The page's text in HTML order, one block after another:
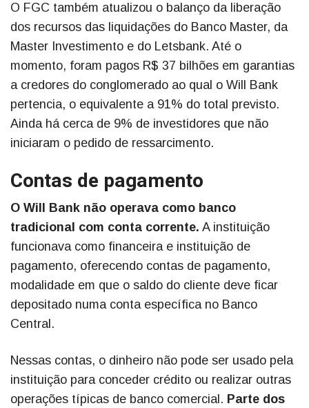
O FGC também atualizou o balanço da liberação
dos recursos das liquidações do Banco Master, da
Master Investimento e do Letsbank. Até o
momento, foram pagos R$ 37 bilhões em garantias
a credores do conglomerado ao qual o Will Bank
pertencia, o equivalente a 91% do total previsto.
Ainda há cerca de 9% de investidores que não
iniciaram o pedido de ressarcimento.
Contas de pagamento
O Will Bank não operava como banco
tradicional com conta corrente. A instituição
funcionava como financeira e instituição de
pagamento, oferecendo contas de pagamento,
modalidade em que o saldo do cliente deve ficar
depositado numa conta específica no Banco
Central.
Nessas contas, o dinheiro não pode ser usado pela
instituição para conceder crédito ou realizar outras
operações típicas de banco comercial. Parte dos